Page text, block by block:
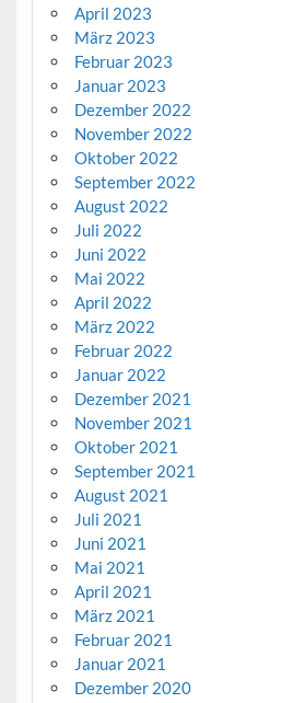
April 2023
März 2023
Februar 2023
Januar 2023
Dezember 2022
November 2022
Oktober 2022
September 2022
August 2022
Juli 2022
Juni 2022
Mai 2022
April 2022
März 2022
Februar 2022
Januar 2022
Dezember 2021
November 2021
Oktober 2021
September 2021
August 2021
Juli 2021
Juni 2021
Mai 2021
April 2021
März 2021
Februar 2021
Januar 2021
Dezember 2020